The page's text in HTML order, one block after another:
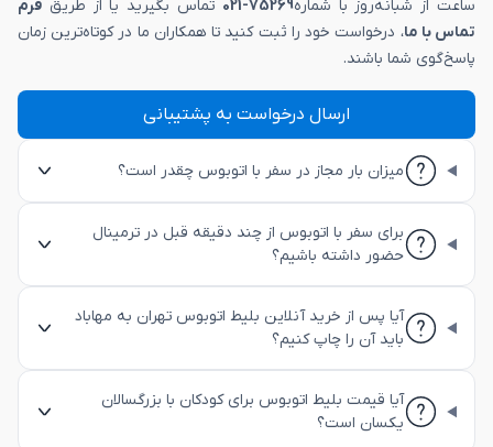
ساعت از شبانه‌روز با شماره75269-021 تماس بگیرید یا از طریق فرم
تماس با ما، درخواست خود را ثبت کنید تا همکاران ما در کوتاه‌ترین زمان
پاسخ‌گوی شما باشند.
ارسال درخواست به پشتیبانی
میزان بار مجاز در سفر با اتوبوس چقدر است؟
برای سفر با اتوبوس از چند دقیقه قبل در ترمینال
حضور داشته باشیم؟
آیا پس از خرید آنلاین بلیط اتوبوس تهران به مهاباد
باید آن را چاپ کنیم؟
آیا قیمت بلیط اتوبوس برای کودکان با بزرگسالان
یکسان است؟